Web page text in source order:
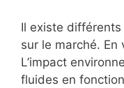
Il existe
sur le marché. En
L’impact
fluides en